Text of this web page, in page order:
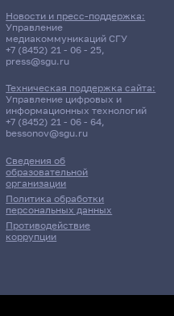
Сведения об
образовательной
организации
Политика обработки
персональных данных
Противодействие
коррупции
Новости и пресс-поддержка:
Управление
медиакоммуникаций СГУ
+7 (8452) 21 - 06 - 25,
press@sgu.ru
Техническая поддержка сайта:
Управление цифровых и
информационных технологий
+7 (8452) 21 - 06 - 64,
bessonov@sgu.ru